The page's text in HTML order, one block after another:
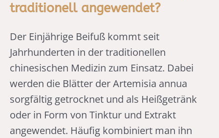
traditionell angewendet?
Der Einjährige Beifuß kommt seit
Jahrhunderten in der traditionellen
chinesischen Medizin zum Einsatz. Dabei
werden die Blätter der Artemisia annua
sorgfältig getrocknet und als Heißgetränk
oder in Form von Tinktur und Extrakt
angewendet. Häufig kombiniert man ihn